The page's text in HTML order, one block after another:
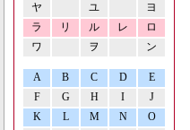
ヤ
ユ
ヨ
ラ
リ ル レ
ロ
ワ
ヲ ン
A B C D
E
F
G H I
J
K
L M N O